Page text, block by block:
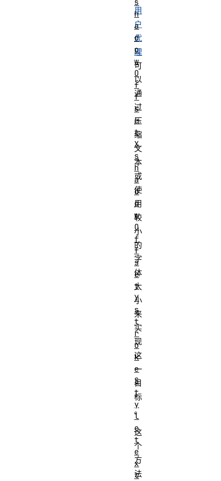
用
户
代
理
可
以
通
过
压
缩
文
本
或
使
用
较
小
的
字
体
大
小
来
实
现
这
一
目
标
。
这
个
方
法
h
a
d
o
w
O
f
f
s
e
t
X
s
h
a
d
o
w
O
f
f
s
e
t
Y
s
t
r
o
k
e
S
t
y
l
e
t
e
x
t